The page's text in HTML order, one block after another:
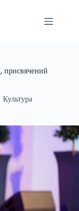
присвячений
Культура